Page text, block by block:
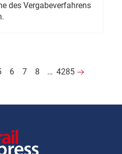
des Vergabeverfahrens
6 7 8 … 4285